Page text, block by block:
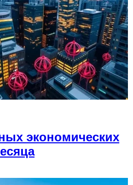
экономических